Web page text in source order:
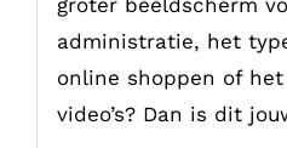
groter beeldscherm
administratie, het
online shoppen of
video’s? Dan is dit